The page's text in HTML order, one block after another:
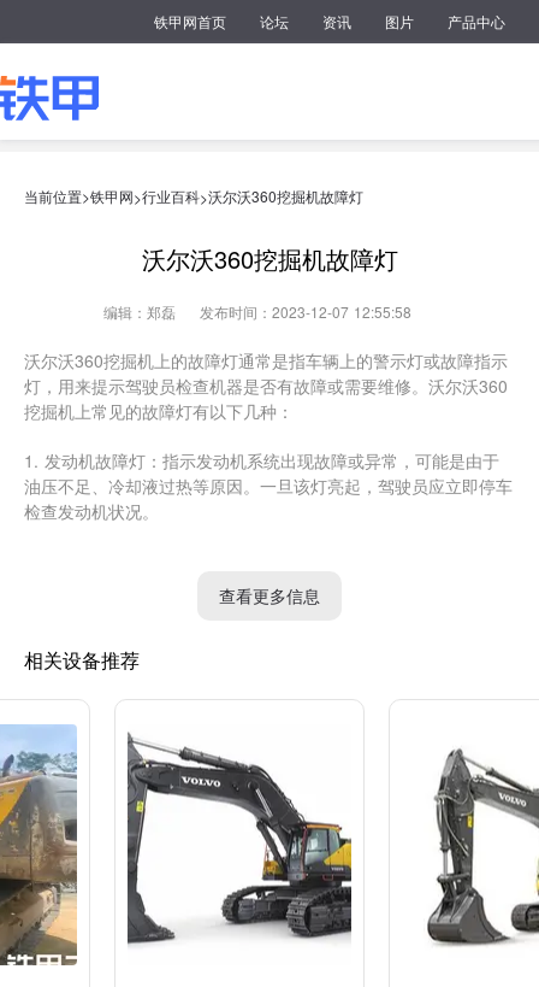
铁甲网首页 论坛 资讯 图片 产品中心
当前位置>铁甲网>行业百科>沃尔沃360挖掘机故障灯
沃尔沃360挖掘机故障灯
编辑：郑磊 发布时间：2023-12-07 12:55:58
沃尔沃360挖掘机上的故障灯通常是指车辆上的警示灯或故障指示
灯，用来提示驾驶员检查机器是否有故障或需要维修。沃尔沃360
挖掘机上常见的故障灯有以下几种：
1. 发动机故障灯：指示发动机系统出现故障或异常，可能是由于
油压不足、冷却液过热等原因。一旦该灯亮起，驾驶员应立即停车
检查发动机状况。
泵故障等原因。驾驶员应立即停车检查液压系统并及时添加液压
3. 水温警告灯：指示发动机冷却液温度过高，可能是由于散热器
4. 电压警告灯：指示电子系统电压异常，可能是由于电池没电、
发电机故障等原因。驾驶员应检查电池和发电机状况，并及时维
修。
5. 制动警告灯：指示制动系统故障或制动液不足，可能是由于刹
车片磨损、制动油泄漏等原因。驾驶员应检查制动系统并及时维
修。
驾驶员在发现任何故障灯亮起时都应立即采取相应措施，停车检查
查看更多信息
相关设备推荐